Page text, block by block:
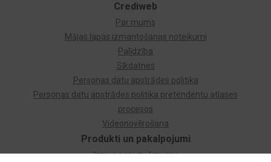
Produkti un pakalpojumi
Izziņa par uzņēmumu
Crediweb
Par mums
Mājas lapas izmantošanas noteikumi
Palīdzība
Sīkdatnes
Personas datu apstrādes politika
Personas datu apstrādes politika pretendentu atlases
procesos
Videonovērošana